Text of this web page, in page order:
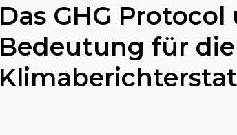
Das GHG
Bedeutung für die